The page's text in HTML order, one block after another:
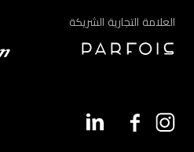
العلامة التجارية الشريكة